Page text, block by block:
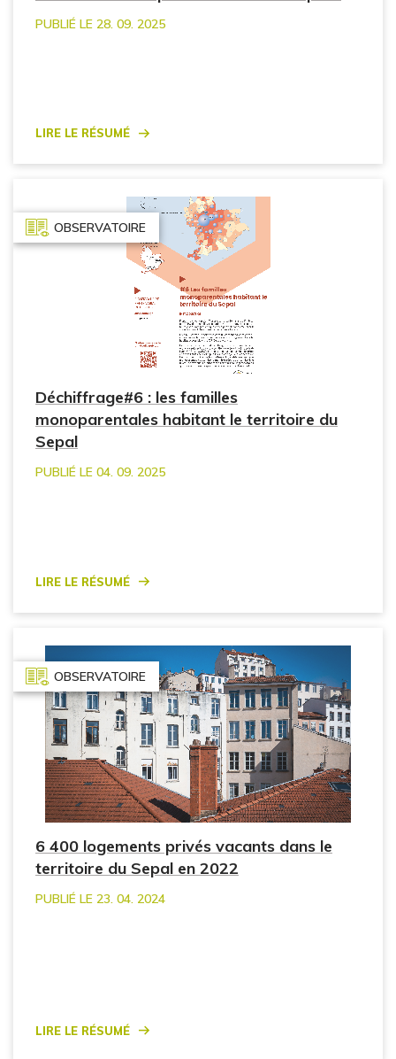
PUBLIÉ LE 28. 09. 2025
Lire le résumé
OBSERVATOIRE
Déchiffrage#6 : les familles
monoparentales habitant le territoire du
Sepal
PUBLIÉ LE 04. 09. 2025
Lire le résumé
OBSERVATOIRE
6 400 logements privés vacants dans le
territoire du Sepal en 2022
PUBLIÉ LE 23. 04. 2024
Lire le résumé